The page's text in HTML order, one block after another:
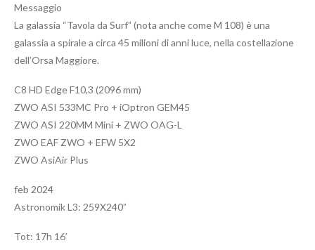
Messaggio
La galassia “Tavola da Surf” (nota anche come M 108) è una
galassia a spirale a circa 45 milioni di anni luce, nella costellazione
dell’Orsa Maggiore.
C8 HD Edge F10,3 (2096 mm)
ZWO ASI 533MC Pro + iOptron GEM45
ZWO ASI 220MM Mini + ZWO OAG-L
ZWO EAF ZWO + EFW 5X2
ZWO AsiAir Plus
feb 2024
Astronomik L3: 259X240”
Tot: 17h 16’